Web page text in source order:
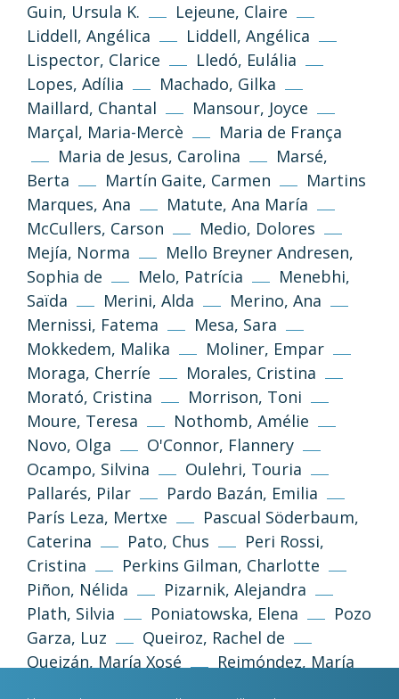
Guin, Ursula K.
Lejeune, Claire
Liddell, Angélica
Liddell, Angélica
Lispector, Clarice
Lledó, Eulália
Lopes, Adília
Machado, Gilka
Maillard, Chantal
Mansour, Joyce
Marçal, Maria-Mercè
Maria de França
Maria de Jesus, Carolina
Marsé,
Berta
Martín Gaite, Carmen
Martins
Marques, Ana
Matute, Ana María
McCullers, Carson
Medio, Dolores
Mejía, Norma
Mello Breyner Andresen,
Sophia de
Melo, Patrícia
Menebhi,
Saïda
Merini, Alda
Merino, Ana
Mernissi, Fatema
Mesa, Sara
Mokkedem, Malika
Moliner, Empar
Moraga, Cherríe
Morales, Cristina
Morató, Cristina
Morrison, Toni
Moure, Teresa
Nothomb, Amélie
Novo, Olga
O'Connor, Flannery
Ocampo, Silvina
Oulehri, Touria
Pallarés, Pilar
Pardo Bazán, Emilia
París Leza, Mertxe
Pascual Söderbaum,
Caterina
Pato, Chus
Peri Rossi,
Cristina
Perkins Gilman, Charlotte
Piñon, Nélida
Pizarnik, Alejandra
Plath, Silvia
Poniatowska, Elena
Pozo
Garza, Luz
Queiroz, Rachel de
Queizán, María Xosé
Reimóndez, María
(CC-BY-NC-SA 3.0)
Tornar a dalt
Si no s’indica altra cosa, els textos i imatges
d’aquest web es publiquen sota llicència
Creative Commons 3.0 de Reconeixement-
NoComercial-CompartirIgual (cc-by-nc-sa
3.0)
Informació i normes
Política de privacitat Avís legal
Política de galetes
Desenvolupament webEstudi Llimona